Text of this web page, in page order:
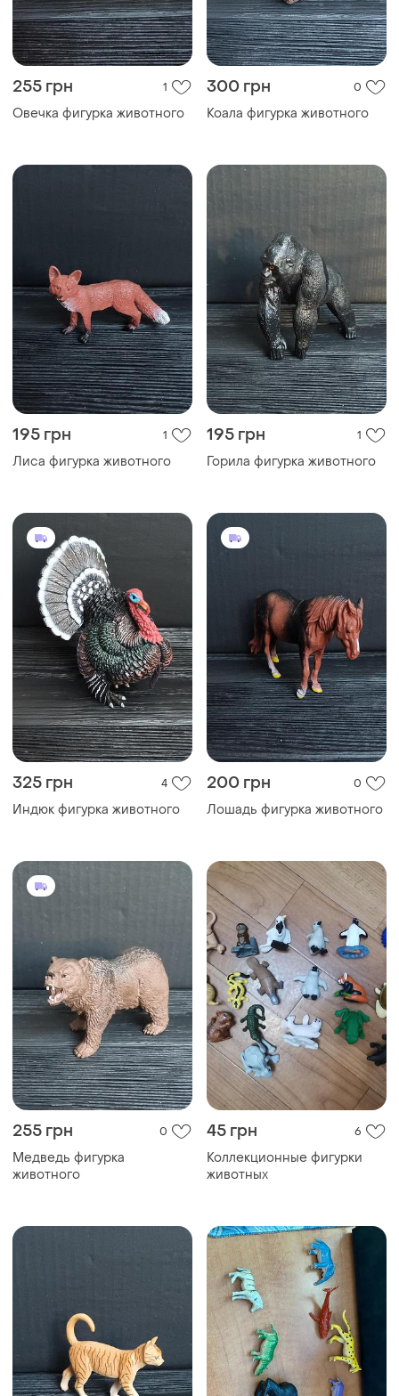
255 грн 1
Овечка фигурка животного
300 грн 0
Коала фигурка животного
195 грн 1
Лиса фигурка животного
195 грн 1
Горила фигурка животного
325 грн 4
Индюк фигурка животного
200 грн 0
Лошадь фигурка животного
255 грн 0
Медведь фигурка
животного
45 грн 6
Коллекционные фигурки
животных